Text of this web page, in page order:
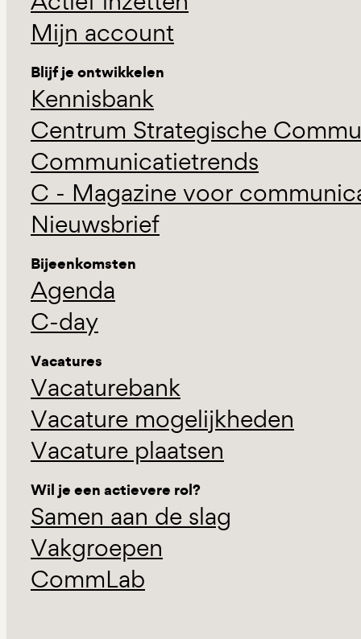
Mijn account
Blijf je ontwikkelen
Kennisbank
Centrum Strategische
Communicatietrends
C - Magazine voor
Nieuwsbrief
Bijeenkomsten
Agenda
C-day
Vacatures
Vacaturebank
Vacature mogelijkheden
Vacature plaatsen
Wil je een actievere rol?
Samen aan de slag
Vakgroepen
CommLab